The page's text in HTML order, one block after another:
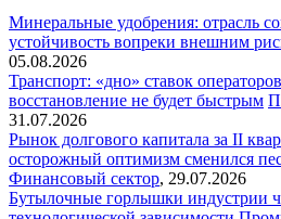
Минеральные удобрения: отрасль
устойчивость вопреки внешним
05.08.2026
Транспорт: «дно» ставок
восстановление не будет быстрым
31.07.2026
Рынок долгового капитала за II
осторожный оптимизм сменился
Финансовый сектор, 29.07.2026
Бутылочные горлышки индустрии